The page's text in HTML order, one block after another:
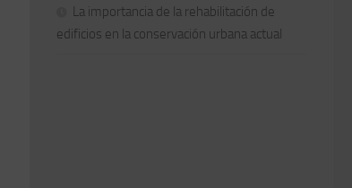
La importancia de la rehabilitación de
edificios en la conservación urbana actual